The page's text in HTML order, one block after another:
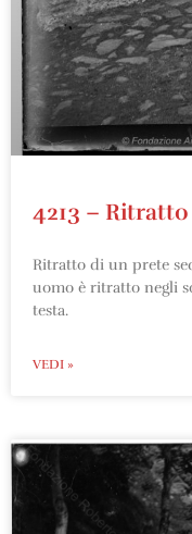
4213 –
Ritratto di un prete
uomo è ritratto negli
testa.
VEDI »